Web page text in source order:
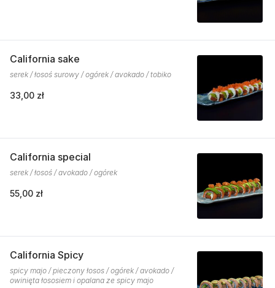
California sake
serek / łosoś surowy / ogórek / avokado / tobiko
33,00 zł
California special
serek / łosoś / avokado / ogórek
55,00 zł
California Spicy
spicy majo / pieczony łosos / ogórek / avokado /
owinięta łososiem i opalana ze spicy majo